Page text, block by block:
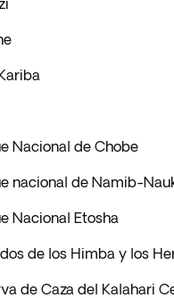
Nacional de Chobe
nacional de Namib-
Nacional Etosha
de los Himba y los
de Caza del Kalahari